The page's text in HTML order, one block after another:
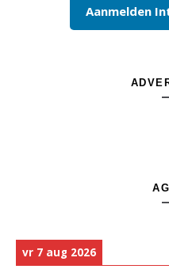
Aanmelden
vr 7 aug 2026